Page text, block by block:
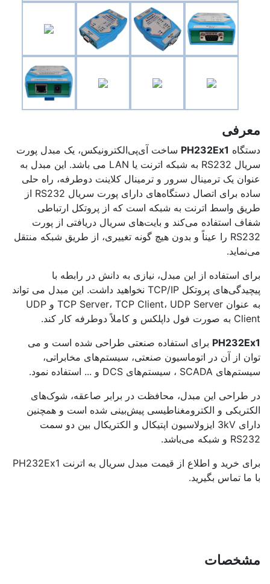
معرفی
دستگاه PH232Ex1 ساخت آی‌پی‌الکترونیکس، یک مبدل پورت
سریال RS232 به شبکه اترنت یا LAN می باشد. این مبدل به
عنوان یک ترمینال سرور و ترمینال کلاینت دوطرفه، راه حلی
ساده برای اتصال دستگاه‌های دارای پورت سریال RS232 از
طریق واسط اترنت به شبکه است که از پروتکل ارتباطی
شفاف استفاده می‌کند و بایت‌های سریال دریافتی از پورت
RS232 را عیناً و بدون هیچ گونه تغییری، از طریق شبکه منتقل
می‌نماید.
برای استفاده از این مبدل، نیازی به دانش در رابطه با
پیچیدگی‌های پروتکل TCP/IP نخواهید داشت. این مبدل می تواند
به عنوان TCP Server، TCP Client، UDP Server و UDP
Client به صورت فول داپلکس و کاملاً دوطرفه کار کند.
PH232Ex1 برای استفاده صنعتی طراحی شده است و می
توان از آن در اتوماسیون صنعتی، سیستم‌های مخابراتی،
سیستم‌های SCADA ، سیستم‌های DCS و ... استفاده نمود.
در طراحی این مبدل، محافظت در برابر صاعقه، شوک‌های
الکتریکی و الکترومغناطیسی پیش‌بینی شده است و همچنین
دارای 3kV ایزولاسیون اپتیکال و الکتریکال بین دو سمت
RS232 و شبکه می‌باشد.
برای خرید و اطلاع از قیمت مبدل سریال به اترنت PH232Ex1
با ما تماس بگیرید.
مشخصات